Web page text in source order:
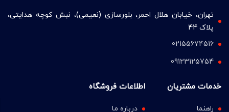
تهران، خیابان هلال احمر، بلورسازی (نعیمی)، نبش کوچه هدایتی،
پلاک 44
02155674516
09123125754
خدمات مشتریان
راهنما
اطلاعات فروشگاه
درباره ما